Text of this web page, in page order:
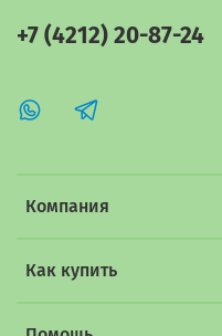
Компания
Как купить
+7 (4212) 20-87-24